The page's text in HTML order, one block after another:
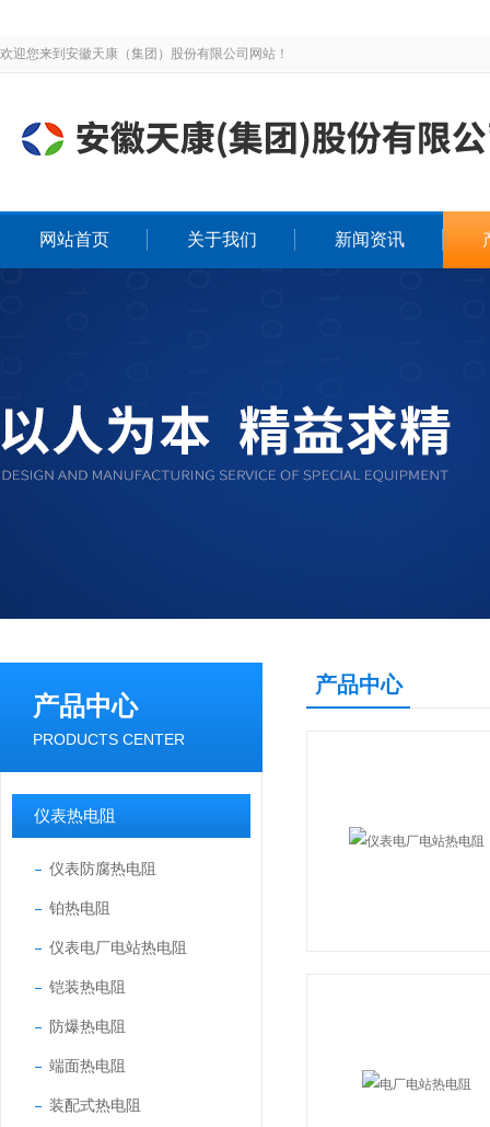
欢迎您来到安徽天康（集团）股份有限公司网站！
网站首页 关于我们 新闻资讯
产品中心
PRODUCTS CENTER
仪表热电阻
仪表防腐热电阻
铂热电阻
仪表电厂电站热电阻
铠装热电阻
防爆热电阻
端面热电阻
装配式热电阻
产品中心